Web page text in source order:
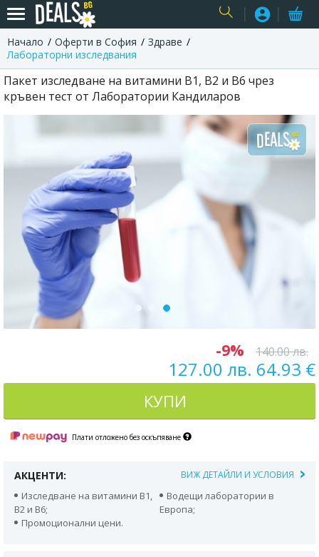
Начало Оферти в София
Здраве
Лабораторни изследвания
Пакет изследване на витамини В1, В2 и В6 чрез
кръвен тест от Лаборатории Кандиларов
-9% 140.00 лв.
127.00 лв. 64.93 €
КУПИ
Плати отложено без оскъпяване
АКЦЕНТИ: ВИЖ ДЕТАЙЛИ И УСЛОВИЯ
Изследване на витамини В1,
В2 и В6;
Водещи лаборатории в
Европа;
Промоционални цени.